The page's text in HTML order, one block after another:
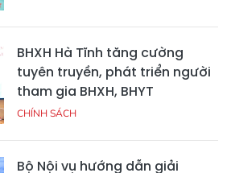
BHXH Hà Tĩnh tăng cường
tuyên truyền, phát triển người
tham gia BHXH, BHYT
CHÍNH SÁCH
Bộ Nội vụ hướng dẫn giải